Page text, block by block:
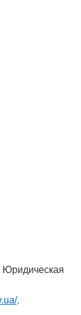
Юридическая
.